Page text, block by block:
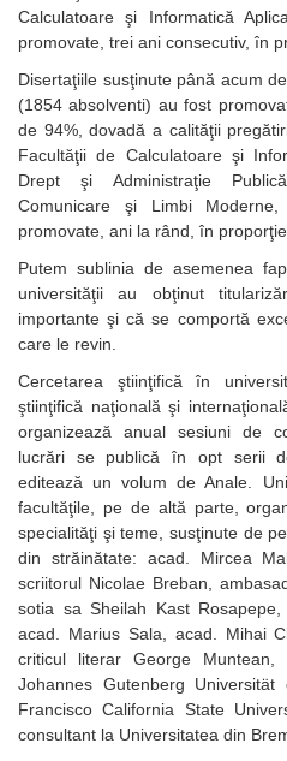
Calculatoare şi Informatică
promovate, trei ani consecutiv, în
Disertaţiile susţinute până acum
(1854 absolventi) au fost
de 94%, dovadă a calităţii
Facultăţii de Calculatoare şi
Drept şi Administraţie
Comunicare şi Limbi
promovate, ani la rând, în
Putem sublinia de asemenea
universităţii au obţinut
importante şi că se comportă
care le revin.
Cercetarea ştiinţifică în
ştiinţifică naţională şi
organizează anual sesiuni de
lucrări se publică în opt serii
editează un volum de Anale.
facultăţile, pe de altă parte,
specialităţi şi teme, susţinute de
din străinătate: acad. Mircea
scriitorul Nicolae Breban,
sotia sa Sheilah Kast
acad. Marius Sala, acad. Mihai
criticul literar George
Johannes Gutenberg
Francisco California State
consultant la Universitatea din